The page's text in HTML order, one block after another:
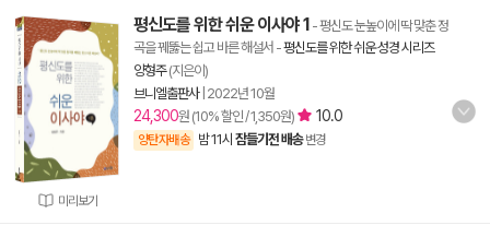
미리보기
평신도를 위한 쉬운 이사야 1 - 평신도 눈높이에 딱 맞춘 정
곡을 꿰뚫는 쉽고 바른 해설서 -평신도를 위한 쉬운 성경 시리즈
양형주(지은이)
브니엘출판사| 2022년 10월
24,300원 (10% 할인 / 1,350원) 10.0
양탄자배송 밤 11시 잠들기전 배송 변경